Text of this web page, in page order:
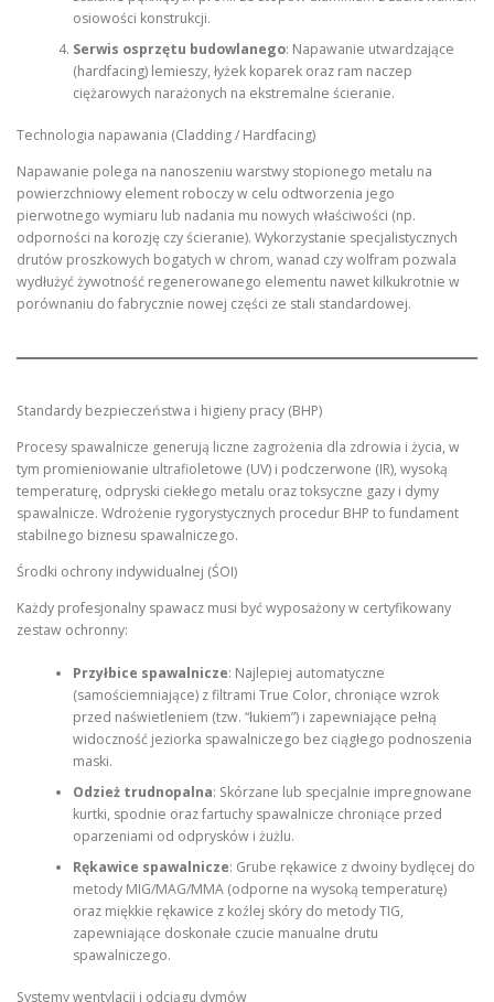
osiowości konstrukcji.
Serwis osprzętu budowlanego: Napawanie utwardzające
(hardfacing) lemieszy, łyżek koparek oraz ram naczep
ciężarowych narażonych na ekstremalne ścieranie.
Technologia napawania (Cladding / Hardfacing)
Napawanie polega na nanoszeniu warstwy stopionego metalu na
powierzchniowy element roboczy w celu odtworzenia jego
pierwotnego wymiaru lub nadania mu nowych właściwości (np.
odporności na korozję czy ścieranie). Wykorzystanie specjalistycznych
drutów proszkowych bogatych w chrom, wanad czy wolfram pozwala
wydłużyć żywotność regenerowanego elementu nawet kilkukrotnie w
porównaniu do fabrycznie nowej części ze stali standardowej.
Standardy bezpieczeństwa i higieny pracy (BHP)
Procesy spawalnicze generują liczne zagrożenia dla zdrowia i życia, w
tym promieniowanie ultrafioletowe (UV) i podczerwone (IR), wysoką
temperaturę, odpryski ciekłego metalu oraz toksyczne gazy i dymy
spawalnicze. Wdrożenie rygorystycznych procedur BHP to fundament
stabilnego biznesu spawalniczego.
Środki ochrony indywidualnej (ŚOI)
Każdy profesjonalny spawacz musi być wyposażony w certyfikowany
zestaw ochronny:
Przyłbice spawalnicze: Najlepiej automatyczne
(samościemniające) z filtrami True Color, chroniące wzrok
przed naświetleniem (tzw. “łukiem”) i zapewniające pełną
widoczność jeziorka spawalniczego bez ciągłego podnoszenia
maski.
Odzież trudnopalna: Skórzane lub specjalnie impregnowane
kurtki, spodnie oraz fartuchy spawalnicze chroniące przed
oparzeniami od odprysków i żużlu.
Rękawice spawalnicze: Grube rękawice z dwoiny bydlęcej do
metody MIG/MAG/MMA (odporne na wysoką temperaturę)
oraz miękkie rękawice z koźlej skóry do metody TIG,
zapewniające doskonałe czucie manualne drutu
spawalniczego.
Systemy wentylacji i odciągu dymów